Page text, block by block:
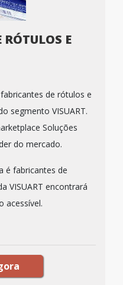
RÓTULOS E
de rótulos e
segmento VISUART.
Soluções
do mercado.
é fabricantes de
VISUART encontrará
acessível.